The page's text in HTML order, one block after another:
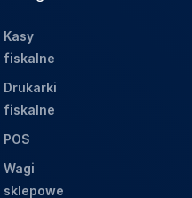
Kasy
fiskalne
Drukarki
fiskalne
POS
Wagi
sklepowe